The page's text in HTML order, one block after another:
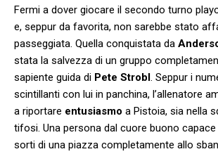
Fermi a dover giocare il secondo turno
e, seppur da favorita, non sarebbe stato
passeggiata. Quella conquistata da
stata la salvezza di un gruppo
sapiente guida di Pete Strobl. Seppur i
scintillanti con lui in panchina, l’allenatore
a riportare entusiasmo a Pistoia, sia nella
tifosi. Una persona dal cuore buono capace
sorti di una piazza completamente allo